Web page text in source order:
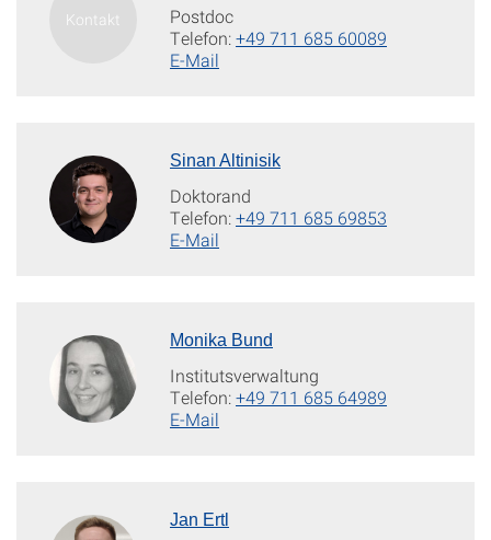
Postdoc
Telefon:+49 711 685 60089
E-Mail
Sinan Altinisik
Doktorand
Telefon:+49 711 685 69853
E-Mail
Monika Bund
Institutsverwaltung
Telefon:+49 711 685 64989
E-Mail
Jan Ertl